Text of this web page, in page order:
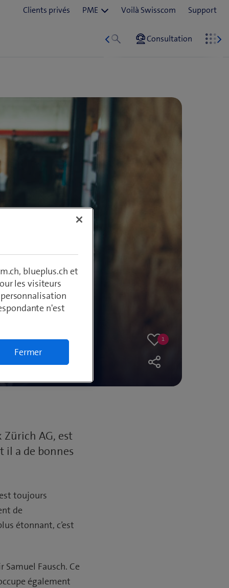
1
One
AG, est
il a de bonnes
toujours
de
étonnant, c’est
Fausch. Ce
également
blueplus.ch et
les visiteurs
n'est
Fermer